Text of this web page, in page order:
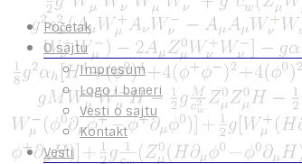
Početak
O sajtu
Impresum
Logo i baneri
Vesti o sajtu
Kontakt
Vesti